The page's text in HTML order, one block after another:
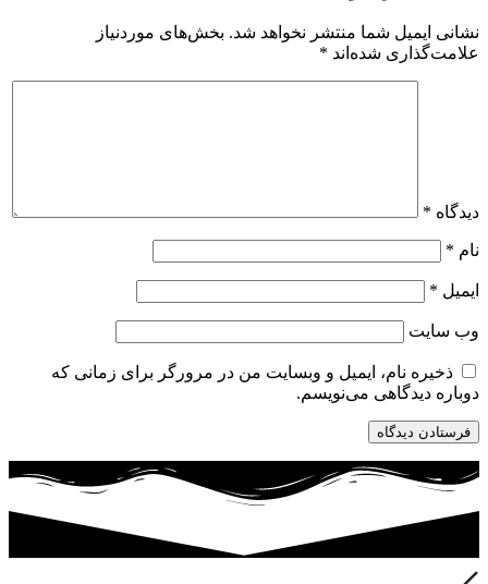
نشانی ایمیل شما منتشر نخواهد شد. بخش‌های موردنیاز
علامت‌گذاری شده‌اند *
دیدگاه *
نام *
ایمیل *
وب‌ سایت
ذخیره نام، ایمیل و وبسایت من در مرورگر برای زمانی که
دوباره دیدگاهی می‌نویسم.